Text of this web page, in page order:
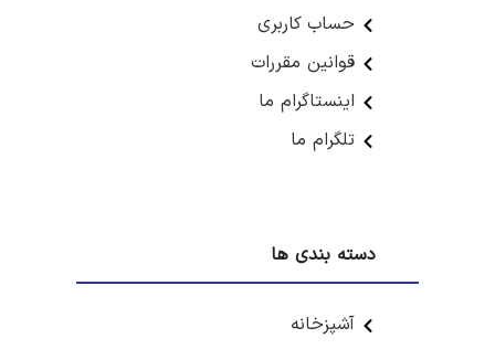
حساب کاربری
قوانین مقررات
اینستاگرام ما
تلگرام ما
دسته بندی ها
آشپزخانه